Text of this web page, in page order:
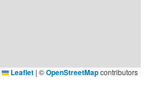
Leaflet | ©OpenStreetMapcontributors